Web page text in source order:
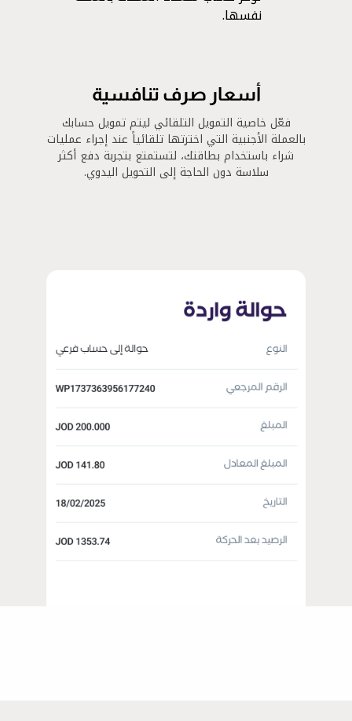
نفسها.
أسعار صرف تنافسية
فعّل خاصية التمويل التلقائي ليتم تمويل حسابك
بالعملة الأجنبية التي اخترتها تلقائياً عند إجراء عمليات
شراء باستخدام بطاقتك، لتستمتع بتجربة دفع أكثر
سلاسة دون الحاجة إلى التحويل اليدوي.